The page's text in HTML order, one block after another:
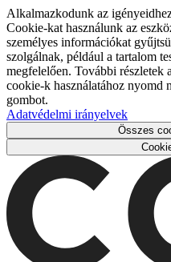
Alkalmazkodunk az
Cookie-kat használunk az
személyes információkat
szolgálnak, például a tartalom
megfelelően. További részletek
cookie-k használatához nyomd
gombot.
Adatvédelmi irányelvek
Összes